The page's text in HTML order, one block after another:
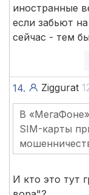
иностранные
если забьют
сейчас - тем
14. Ziggurat
В
SIM-карты
И кто это тут